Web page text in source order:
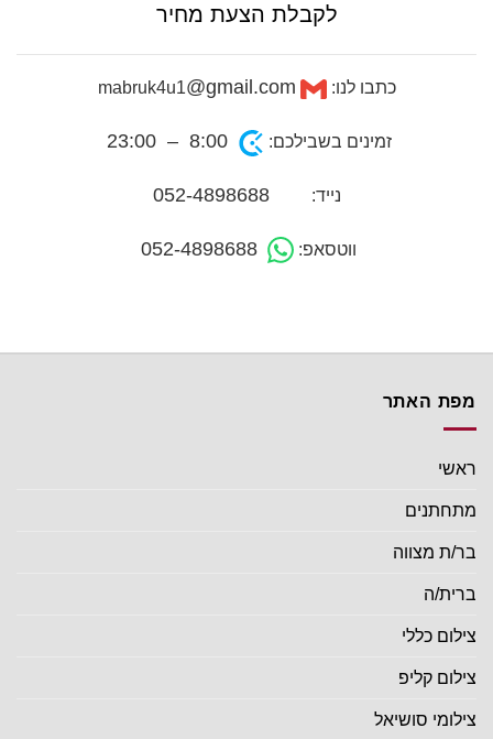
לקבלת הצעת מחיר
כתבו לנו: @gmail.com
זמינים בשבילכם: 8:00 – 23:00
נייד: 052-4898688
ווטסאפ:
מפת האתר
ראשי
מתחתנים
בר/ת מצווה
ברית/ה
צילום כללי
צילום קליפ
צילומי סושיאל